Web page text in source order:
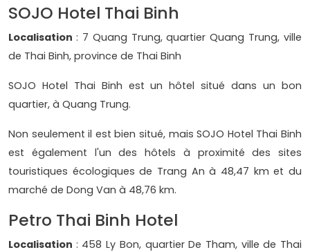
SOJO Hotel Thai Binh
Localisation : 7 Quang Trung, quartier Quang Trung, ville
de Thai Binh, province de Thai Binh
SOJO Hotel Thai Binh est un hôtel situé dans un bon
quartier, à Quang Trung.
Non seulement il est bien situé, mais SOJO Hotel Thai Binh
est également l'un des hôtels à proximité des sites
touristiques écologiques de Trang An à 48,47 km et du
marché de Dong Van à 48,76 km.
Petro Thai Binh Hotel
Localisation : 458 Ly Bon, quartier De Tham, ville de Thai